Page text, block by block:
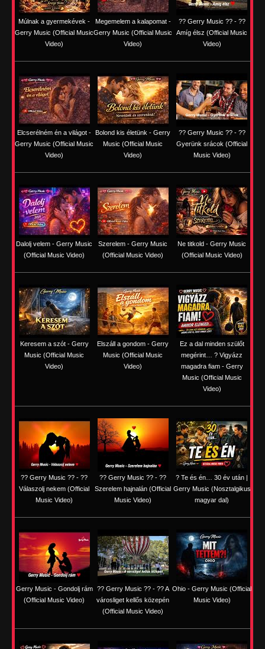
Múlnak a gyermekévek -
Gerry Music (Official Music
Video)
Megemelem a kalapomat -
Gerry Music (Official Music
Video)
?? Gerry Music ?? - ??
Amíg élsz (Official Music
Video)
Elcserélném én a világot -
Gerry Music (Official Music
Video)
Bolond kis életünk - Gerry
Music (Official Music
Video)
?? Gerry Music ?? - ??
Gyerünk srácok (Official
Music Video)
Dalolj velem - Gerry Music
(Official Music Video)
Szerelem - Gerry Music
(Official Music Video)
Ne titkold - Gerry Music
(Official Music Video)
Keresem a szót - Gerry
Music (Official Music
Video)
Elszáll a gondom - Gerry
Music (Official Music
Video)
Ez a dal minden szülőt
megérint… ? Vigyázz
magadra fiam - Gerry
Music (Official Music
Video)
?? Gerry Music ?? - ??
Válaszolj nekem (Official
Music Video)
?? Gerry Music ?? - ??
Szerelem hajnalán (Official
Music Video)
? Te és én… 30 év után |
Gerry Music (Nosztalgikus
magyar dal)
Gerry Music - Gondolj rám
(Official Music Video)
?? Gerry Music ?? - ?? A
városliget kellős közepén
(Official Music Video)
Ohio - Gerry Music (Official
Music Video)